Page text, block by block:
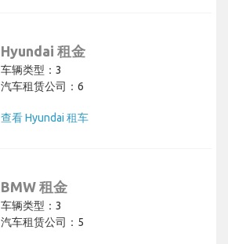
Hyundai 租金
车辆类型：3
汽车租赁公司：6
查看 Hyundai 租车
BMW 租金
车辆类型：3
汽车租赁公司：5